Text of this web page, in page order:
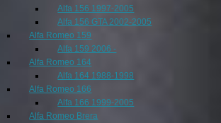
Alfa 156 1997-2005
Alfa 156 GTA 2002-2005
Alfa Romeo 159
Alfa 159 2006 -
Alfa Romeo 164
Alfa 164 1988-1998
Alfa Romeo 166
Alfa 166 1999-2005
Alfa Romeo Brera